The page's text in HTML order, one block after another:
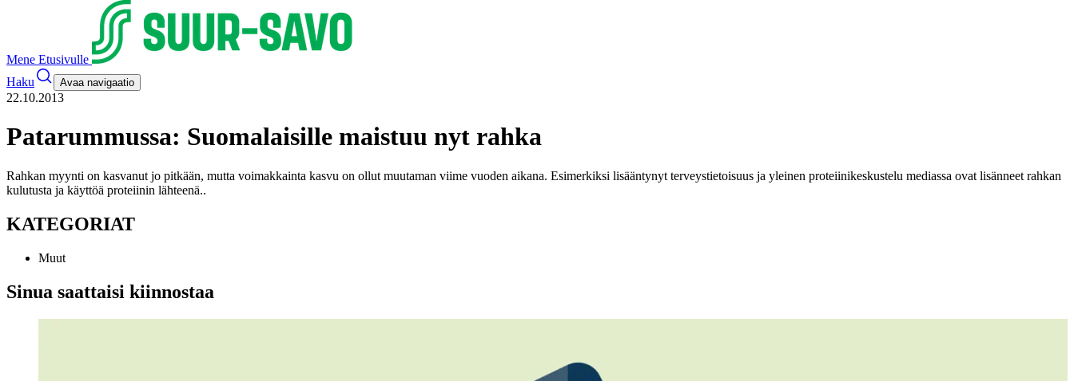
Mene Etusivulle
Haku
Avaa navigaatio
22.10.2013
Patarummussa: Suomalaisille maistuu nyt rahka
Rahkan myynti on kasvanut jo pitkään, mutta voimakkainta kasvu on ollut muutaman viime vuoden aikana. Esimerkiksi lisääntynyt terveystietoisuus ja yleinen proteiinikeskustelu mediassa ovat lisänneet rahkan
kulutusta ja käyttöä proteiinin lähteenä..
KATEGORIAT
Muut
Sinua saattaisi kiinnostaa